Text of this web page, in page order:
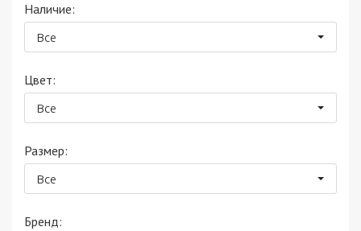
Наличие:
Все
Цвет:
Все
Размер:
Все
Бренд: